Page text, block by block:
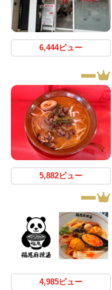
6,444ビュー
5,882ビュー
4,985ビュー